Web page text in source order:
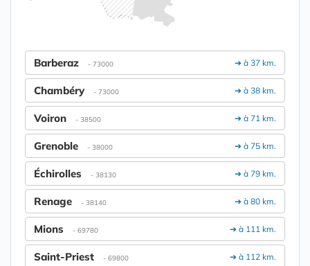
➔ à 37 km.
Barberaz - 73000
➔ à 38 km.
Chambéry - 73000
➔ à 71 km.
Voiron - 38500
➔ à 75 km.
Grenoble - 38000
➔ à 79 km.
Échirolles - 38130
➔ à 80 km.
Renage - 38140
➔ à 111 km.
Mions - 69780
➔ à 112 km.
Saint-Priest - 69800